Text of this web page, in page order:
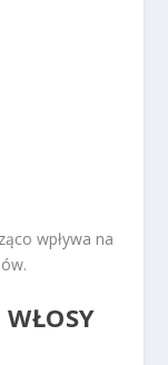
wpływa na
WŁOSY